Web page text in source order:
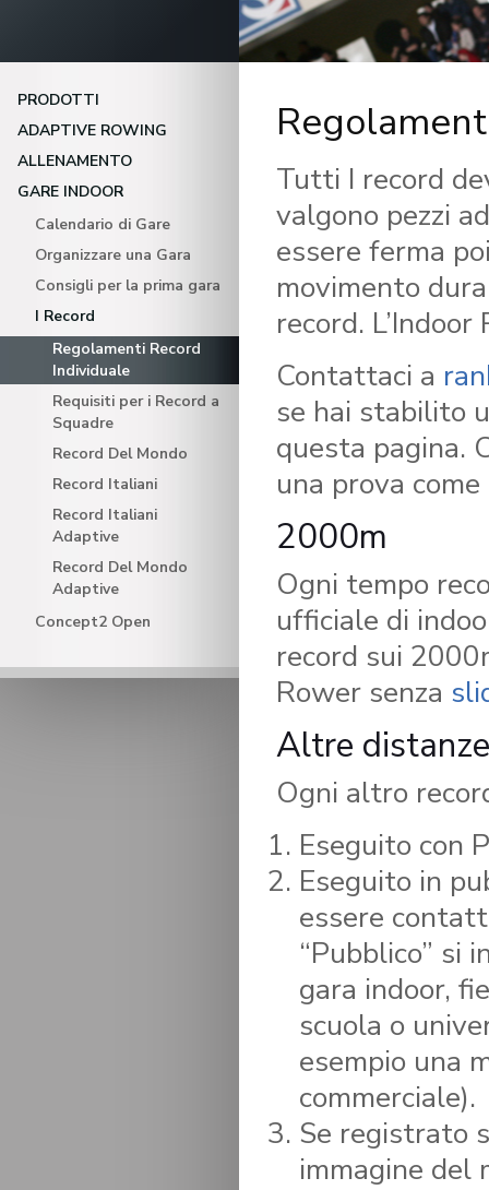
PRODOTTI
ADAPTIVE ROWING
ALLENAMENTO
GARE INDOOR
Calendario di Gare
Organizzare una Gara
Consigli per la prima gara
I Record
Regolamenti Record
Individuale
Requisiti per i Record a
Squadre
Record Del Mondo
Record Italiani
Record Italiani
Adaptive
Record Del Mondo
Adaptive
Concept2 Open
Tutti I record
valgono pezzi
essere ferma
movimento
record.
Contattaci a
se hai stabilito
questa pagina.
una prova
2000m
Ogni tempo
ufficiale di
record sui
Rower senza
Altre distanze
Ogni altro
Eseguito con
Eseguito in
essere
“Pubblico” si
gara indoor,
scuola o
esempio una
commerciale).
Se registrato
immagine del